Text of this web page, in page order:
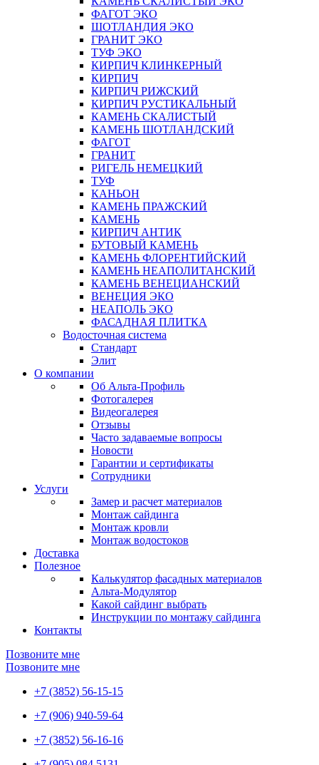
ФАГОТ ЭКО
ШОТЛАНДИЯ ЭКО
ГРАНИТ ЭКО
ТУФ ЭКО
КИРПИЧ КЛИНКЕРНЫЙ
КИРПИЧ
КИРПИЧ РИЖСКИЙ
КИРПИЧ РУСТИКАЛЬНЫЙ
КАМЕНЬ СКАЛИСТЫЙ
КАМЕНЬ ШОТЛАНДСКИЙ
ФАГОТ
ГРАНИТ
РИГЕЛЬ НЕМЕЦКИЙ
ТУФ
КАНЬОН
КАМЕНЬ ПРАЖСКИЙ
КАМЕНЬ
КИРПИЧ АНТИК
БУТОВЫЙ КАМЕНЬ
КАМЕНЬ ФЛОРЕНТИЙСКИЙ
КАМЕНЬ НЕАПОЛИТАНСКИЙ
КАМЕНЬ ВЕНЕЦИАНСКИЙ
ВЕНЕЦИЯ ЭКО
НЕАПОЛЬ ЭКО
ФАСАДНАЯ ПЛИТКА
Водосточная система
Стандарт
Элит
О компании
Об Альта-Профиль
Фотогалерея
Видеогалерея
Отзывы
Часто задаваемые вопросы
Новости
Гарантии и сертификаты
Сотрудники
Услуги
Замер и расчет материалов
Монтаж сайдинга
Монтаж кровли
Монтаж водостоков
Доставка
Полезное
Калькулятор фасадных материалов
Альта-Модулятор
Какой сайдинг выбрать
Инструкции по монтажу сайдинга
Контакты
Позвоните мне
Позвоните мне
+7 (3852) 56-15-15
+7 (906) 940-59-64
+7 (3852) 56-16-16